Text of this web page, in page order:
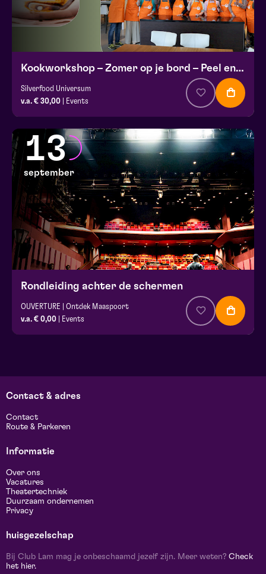
Kookworkshop – Zomer op je bord – Peel en Maas
Silverfood Universum
v.a. € 30,00 | Events
13
september
Rondleiding achter de schermen
OUVERTURE | Ontdek Maaspoort
v.a. € 0,00 | Events
Contact & adres
Contact
Route & Parkeren
Informatie
Over ons
Vacatures
Theatertechniek
Duurzaam ondernemen
Privacy
huisgezelschap
Bij Club Lam mag je onbeschaamd jezelf zijn. Meer weten? Check
het hier.